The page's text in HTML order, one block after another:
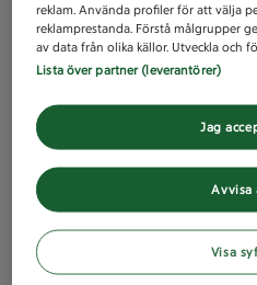
reklam. Använda profiler för att välja
reklamprestanda. Förstå målgrupper
av data från olika källor. Utveckla och
Lista över partner (leverantörer)
Avvisa
Jag
Visa